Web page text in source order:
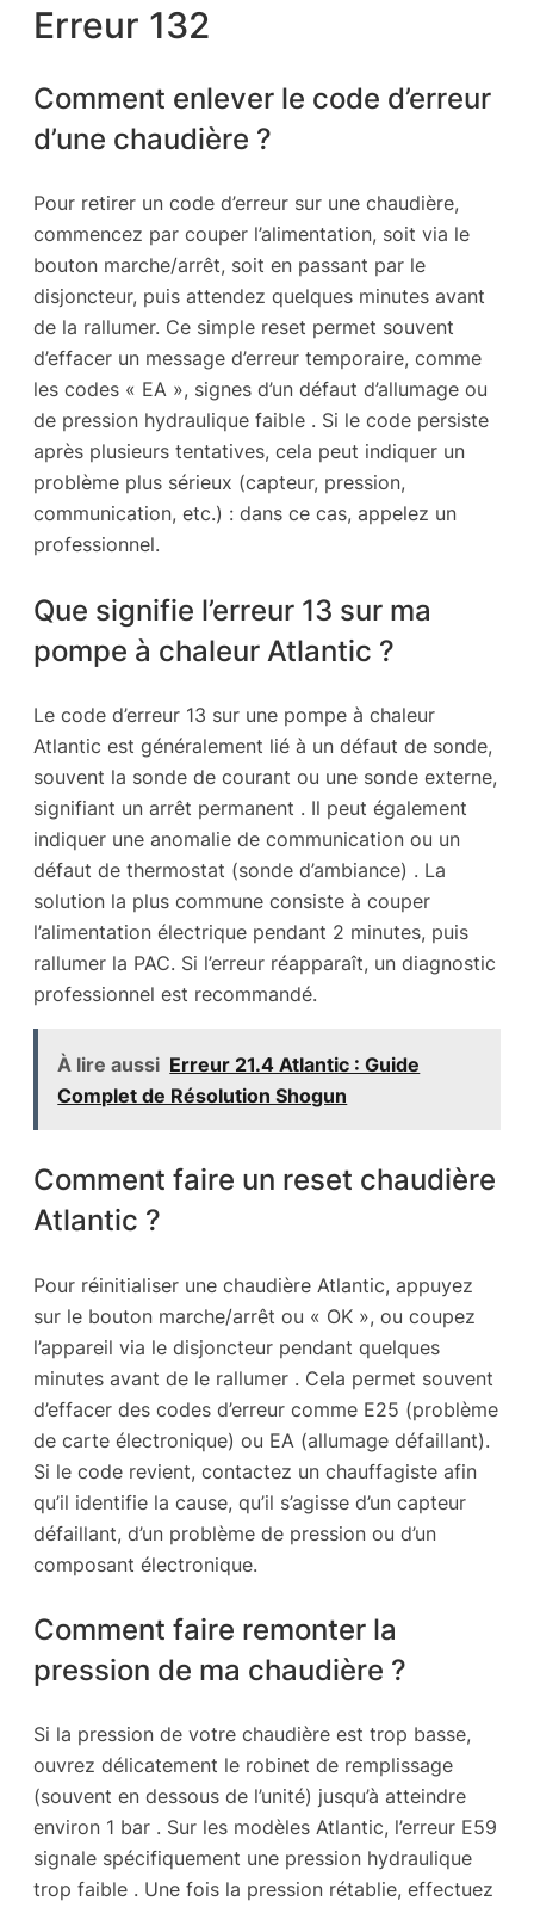
Erreur 132
Comment enlever le code d’erreur
d’une chaudière ?
Pour retirer un code d’erreur sur une chaudière,
commencez par couper l’alimentation, soit via le
bouton marche/arrêt, soit en passant par le
disjoncteur, puis attendez quelques minutes avant
de la rallumer. Ce simple reset permet souvent
d’effacer un message d’erreur temporaire, comme
les codes « EA », signes d’un défaut d’allumage ou
de pression hydraulique faible . Si le code persiste
après plusieurs tentatives, cela peut indiquer un
problème plus sérieux (capteur, pression,
communication, etc.) : dans ce cas, appelez un
professionnel.
Que signifie l’erreur 13 sur ma
pompe à chaleur Atlantic ?
Le code d’erreur 13 sur une pompe à chaleur
Atlantic est généralement lié à un défaut de sonde,
souvent la sonde de courant ou une sonde externe,
signifiant un arrêt permanent . Il peut également
indiquer une anomalie de communication ou un
défaut de thermostat (sonde d’ambiance) . La
solution la plus commune consiste à couper
l’alimentation électrique pendant 2 minutes, puis
rallumer la PAC. Si l’erreur réapparaît, un diagnostic
professionnel est recommandé.
À lire aussi Erreur 21.4 Atlantic : Guide
Complet de Résolution Shogun
Comment faire un reset chaudière
Atlantic ?
Pour réinitialiser une chaudière Atlantic, appuyez
sur le bouton marche/arrêt ou « OK », ou coupez
l’appareil via le disjoncteur pendant quelques
minutes avant de le rallumer . Cela permet souvent
d’effacer des codes d’erreur comme E25 (problème
de carte électronique) ou EA (allumage défaillant).
Si le code revient, contactez un chauffagiste afin
qu’il identifie la cause, qu’il s’agisse d’un capteur
défaillant, d’un problème de pression ou d’un
composant électronique.
Comment faire remonter la
pression de ma chaudière ?
Si la pression de votre chaudière est trop basse,
ouvrez délicatement le robinet de remplissage
(souvent en dessous de l’unité) jusqu’à atteindre
environ 1 bar . Sur les modèles Atlantic, l’erreur E59
signale spécifiquement une pression hydraulique
trop faible . Une fois la pression rétablie, effectuez